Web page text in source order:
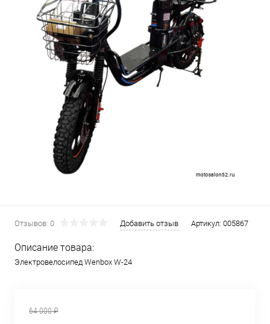
Отзывов: 0 Добавить отзыв Артикул: 005867
Описание товара:
Электровелосипед Wenbox W-24
64 000 ₽